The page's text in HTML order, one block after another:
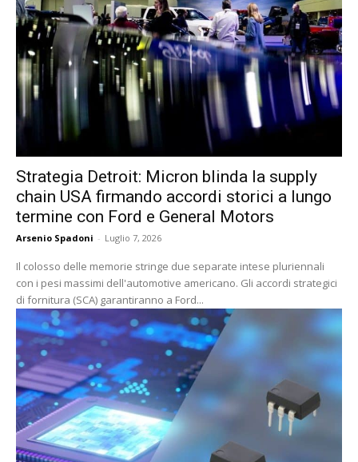
Strategia Detroit: Micron blinda la supply
chain USA firmando accordi storici a lungo
termine con Ford e General Motors
Arsenio Spadoni - Luglio 7, 2026
Il colosso delle memorie stringe due separate intese pluriennali
con i pesi massimi dell'automotive americano. Gli accordi strategici
di fornitura (SCA) garantiranno a Ford...